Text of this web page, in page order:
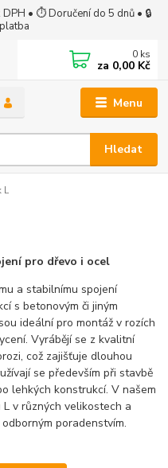
• ⏱ Doručení do 5 dnů • 🔒
Menu
Hledat
0 ks
za 0,00 Kč
L
pro dřevo i ocel
a stabilnímu spojení
s betonovým či jiným
ideální pro montáž v rozích
Vyrábějí se z kvalitní
což zajišťuje dlouhou
se především při stavbě
lehkých konstrukcí. V našem
v různých velikostech a
poradenstvím.